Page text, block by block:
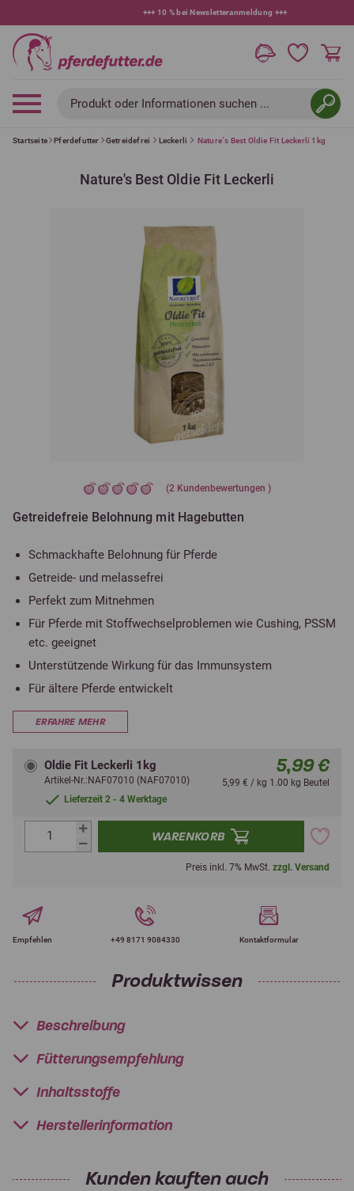
10 % bei Newsletteranmeldung+++
Produkt oder Informationen suchen ...
Startseite Pferdefutter Getreidefrei Leckerli Nature´s Best Oldie Fit Leckerli 1kg
Nature's Best Oldie Fit Leckerli
(2 Kundenbewertungen )
Getreidefreie Belohnung mit Hagebutten
Schmackhafte Belohnung für Pferde
Getreide- und melassefrei
Perfekt zum Mitnehmen
Für Pferde mit Stoffwechselproblemen wie Cushing, PSSM
etc. geeignet
Unterstützende Wirkung für das Immunsystem
Für ältere Pferde entwickelt
ERFAHRE MEHR
Oldie Fit Leckerli 1kg
Artikel-Nr.:NAF07010 (NAF07010)
Lieferzeit 2 - 4 Werktage
5,99 €
5,99 € / kg 1.00 kg Beutel
WARENKORB
Preis inkl. 7% MwSt. zzgl. Versand
Empfehlen +49 8171 9084330 Kontaktformular
Produktwissen
Beschreibung
Fütterungsempfehlung
Inhaltsstoffe
Herstellerinformation
Kunden kauften auch